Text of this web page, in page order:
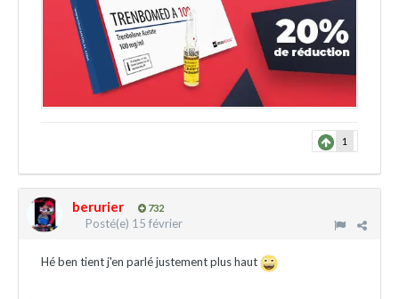
1
berurier 732
Posté(e) 15 février
Hé ben tient j'en parlé justement plus haut